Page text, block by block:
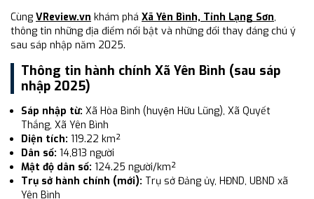
Cùng VReview.vn khám phá Xã Yên Bình, Tỉnh Lạng Sơn,
thông tin những địa điểm nổi bật và những đổi thay đáng chú ý
sau sáp nhập năm 2025.
Thông tin hành chính Xã Yên Bình (sau sáp
nhập 2025)
Sáp nhập từ: Xã Hòa Bình (huyện Hữu Lũng), Xã Quyết
Thắng, Xã Yên Bình
Diện tích: 119.22 km²
Dân số: 14,813 người
Mật độ dân số: 124.25 người/km²
Trụ sở hành chính (mới): Trụ sở Đảng ủy, HĐND, UBND xã
Yên Bình